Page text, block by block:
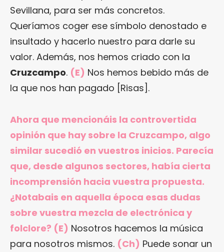
Sevillana, para ser más concretos.
Queríamos coger ese símbolo denostado e
insultado y hacerlo nuestro para darle su
valor. Además, nos hemos criado con la
Cruzcampo. (E) Nos hemos bebido más de
la que nos han pagado [Risas].
Ahora que mencionáis la controvertida
opinión que hay sobre la Cruzcampo, algo
similar sucedió en vuestros inicios. Parecía
que, desde algunos sectores, había cierta
incomprensión hacia vuestra propuesta.
¿Notabais en aquella época esas dudas
sobre vuestra mezcla de electrónica y
folclore? (E) Nosotros hacemos la música
para nosotros mismos. (Ch) Puede sonar un